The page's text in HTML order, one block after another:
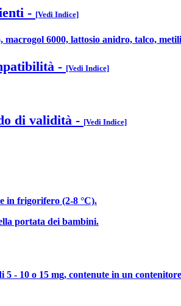
- [Vedi Indice]
macrogol 6000, lattosio anidro, talco,
- [Vedi Indice]
di validità - [Vedi Indice]
in frigorifero (2-8 °C).
portata dei bambini.
5 - 10 o 15 mg, contenute in un